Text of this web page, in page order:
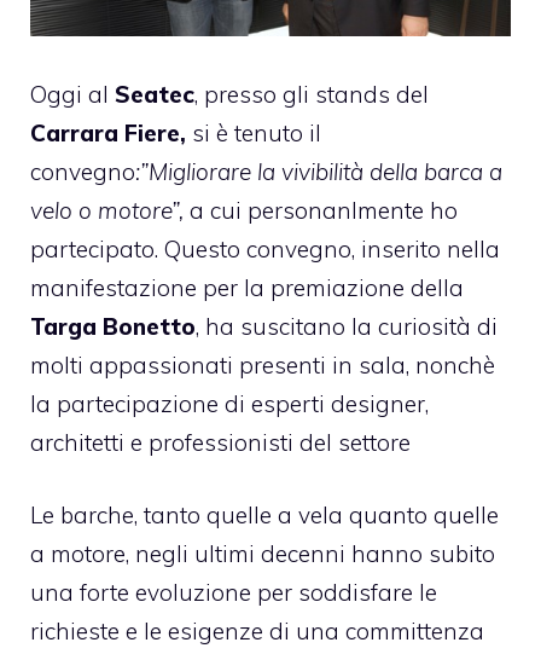
Oggi al Seatec, presso gli stands del
Carrara Fiere, si è tenuto il
convegno:”Migliorare la vivibilità della barca a
velo o motore”, a cui personanlmente ho
partecipato. Questo convegno, inserito nella
manifestazione per la premiazione della
Targa Bonetto, ha suscitano la curiosità di
molti appassionati presenti in sala, nonchè
la partecipazione di esperti designer,
architetti e professionisti del settore
Le barche, tanto quelle a vela quanto quelle
a motore, negli ultimi decenni hanno subito
una forte evoluzione per soddisfare le
richieste e le esigenze di una committenza